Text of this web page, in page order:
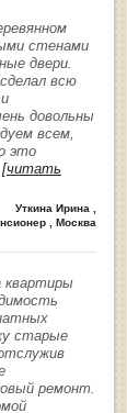
стенами
двери.
всю
довольны
всем,
это
[читать
Уткина Ирина ,
, Москва
квартиры
старые
ремонт.